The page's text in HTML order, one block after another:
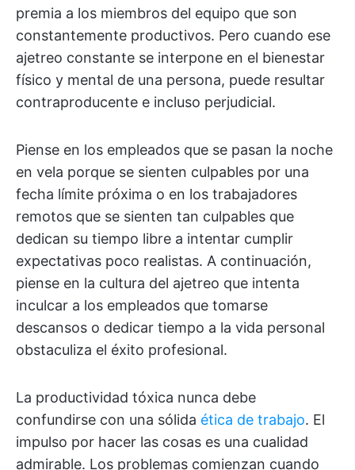
premia a los miembros del equipo que son
constantemente productivos. Pero cuando ese
ajetreo constante se interpone en el bienestar
físico y mental de una persona, puede resultar
contraproducente e incluso perjudicial.
Piense en los empleados que se pasan la noche
en vela porque se sienten culpables por una
fecha límite próxima o en los trabajadores
remotos que se sienten tan culpables que
dedican su tiempo libre a intentar cumplir
expectativas poco realistas. A continuación,
piense en la cultura del ajetreo que intenta
inculcar a los empleados que tomarse
descansos o dedicar tiempo a la vida personal
obstaculiza el éxito profesional.
La productividad tóxica nunca debe
confundirse con una sólida ética de trabajo. El
impulso por hacer las cosas es una cualidad
admirable. Los problemas comienzan cuando